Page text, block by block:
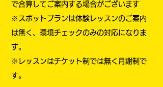
で合算してご案内する場合がございます
​※スポットプランは体験レッスンのご案内
は無く、環境チェックのみの対応になりま
す。
​※レッスンはチケット制では無く月謝制で
す。